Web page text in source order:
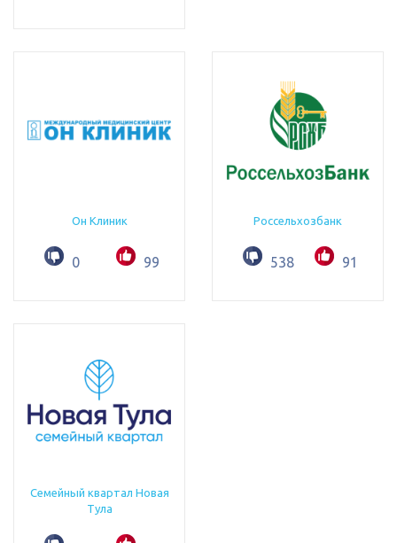
Он Клиник
0 99
Россельхозбанк
538 91
Семейный квартал Новая
Тула